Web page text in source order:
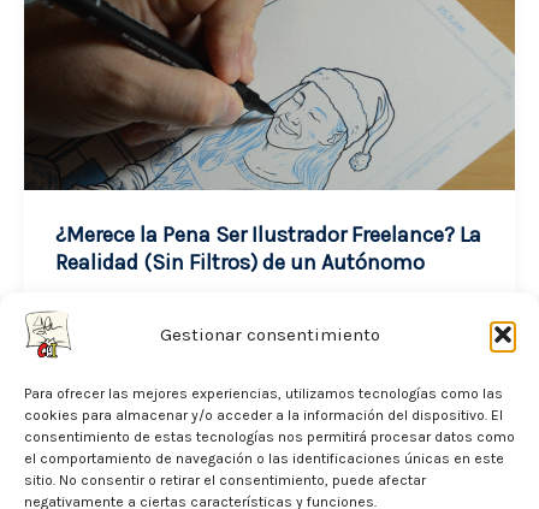
Gestionar consentimiento
Para ofrecer las mejores experiencias, utilizamos tecnologías como las
cookies para almacenar y/o acceder a la información del dispositivo. El
consentimiento de estas tecnologías nos permitirá procesar datos como
el comportamiento de navegación o las identificaciones únicas en este
sitio. No consentir o retirar el consentimiento, puede afectar
negativamente a ciertas características y funciones.
¿Merece la Pena Ser Ilustrador Freelance? La
Realidad (Sin Filtros) de un Autónomo
noviembre 24, 2025
Cuando alguien me pregunta si merece la
pena ser ilustrador freelance, mi respuesta
siempre es la misma: sí, pero solo […]
¿Merece
Leer entrada »